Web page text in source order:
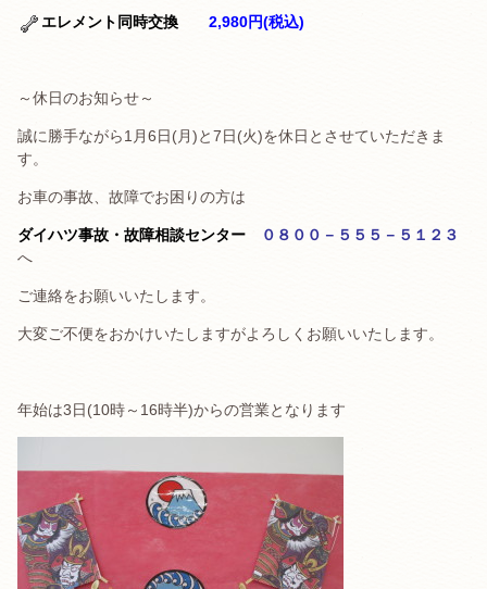
エレメント同時交換 2,980円(税込)
～休日のお知らせ～
誠に勝手ながら1月6日(月)と7日(火)を休日とさせていただきま
す。
お車の事故、故障でお困りの方は
ダイハツ事故・故障相談センター
０８００－５５５－５１２３
へ
ご連絡をお願いいたします。
大変ご不便をおかけいたしますがよろしくお願いいたします。
年始は3日(10時～16時半)からの営業となります